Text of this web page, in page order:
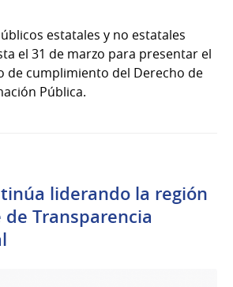
estatales y no estatales
el 31 de marzo para presentar el
de cumplimiento del Derecho de
Pública.
liderando la región
Transparencia